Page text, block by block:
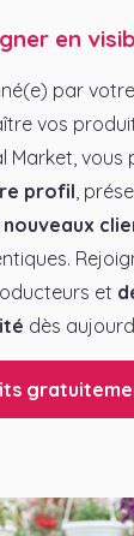
en
par
vos
Market, vous
profil ,
et
dès